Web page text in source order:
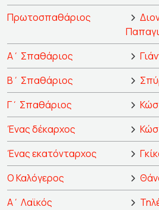
Πρωτοσπαθάριος
Α΄ Σπαθάριος
Β΄ Σπαθάριος
Γ΄ Σπαθάριος
Ένας δέκαρχος
Ένας εκατόνταρχος
Ο Καλόγερος
Α΄ Λαϊκός